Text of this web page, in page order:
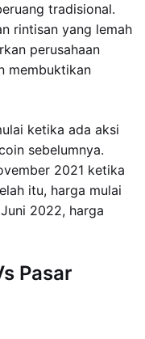
tradisional.
rintisan yang lemah
perusahaan
membuktikan
ketika ada aksi
sebelumnya.
2021 ketika
itu, harga mulai
2022, harga
Pasar